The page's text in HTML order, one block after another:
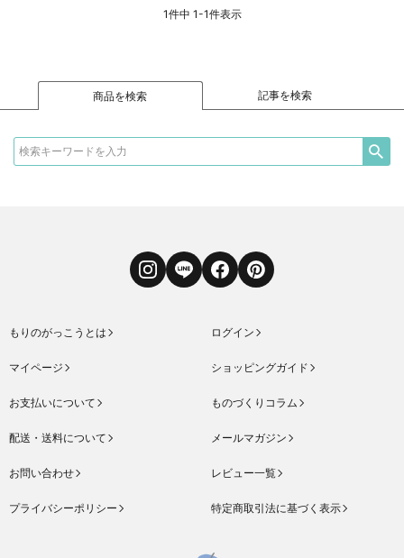
1件中 1-1件表示
商品を検索 記事を検索
InstagramLINE FacebookPinterest
もりのがっこうとは ログイン
マイページ ショッピングガイド
お支払いについて ものづくりコラム
配送・送料について メールマガジン
お問い合わせ レビュー一覧
プライバシーポリシー 特定商取引法に基づく表示